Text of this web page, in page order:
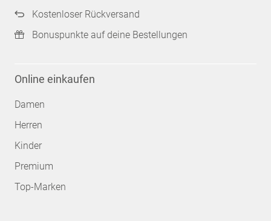
Kostenloser Rückversand
Bonuspunkte auf deine Bestellungen
Online einkaufen
Damen
Herren
Kinder
Premium
Top-Marken